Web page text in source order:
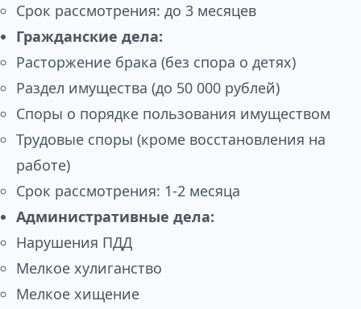
Срок рассмотрения: до 3 месяцев
Гражданские дела:
Расторжение брака (без спора о детях)
Раздел имущества (до 50 000 рублей)
Споры о порядке пользования имуществом
Трудовые споры (кроме восстановления на
работе)
Срок рассмотрения: 1-2 месяца
Административные дела:
Нарушения ПДД
Мелкое хулиганство
Мелкое хищение